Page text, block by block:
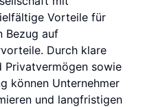
Vorteile für
Bezug auf
Durch klare
Privatvermögen sowie
können Unternehmer
und langfristigen